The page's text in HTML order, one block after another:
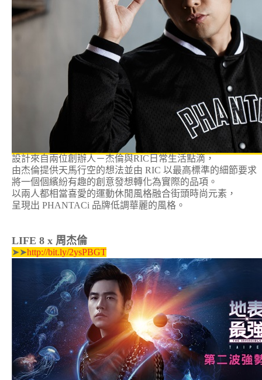
設計來自兩位創辦人－杰倫與RIC日常生活點滴，
由杰倫提供天馬行空的想法並由 RIC 以最高標準的細節要求
將一個個繽紛有趣的創意發想轉化為實際的品項。
以兩人都相當喜愛的運動休閒風格融合街頭時尚元素，
呈現出 PHANTACi 品牌低調華麗的風格。
LIFE 8 x 周杰倫
➤➤http://bit.ly/2ysPBGT